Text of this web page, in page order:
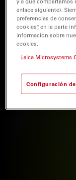
enlace siguiente).
preferencias de
cookies”, en la parte
información sobre
cookies.
Leica Microsystems
Configuración